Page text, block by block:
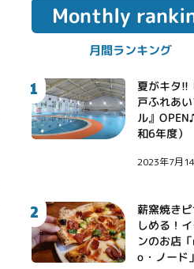
Monthly
月間ランキング
1 夏がキタ!!
戸ふれあ
ル』
和6年度）
2023年7月
2
薪窯焼き
しめる！
ンのお店
o・ノード